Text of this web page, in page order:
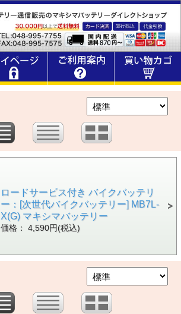
ロードサービス付き バイクバッテリ
ー：[次世代バイクバッテリー] MB7L-
X(G) マキシマバッテリー
価格： 4,590円(税込)